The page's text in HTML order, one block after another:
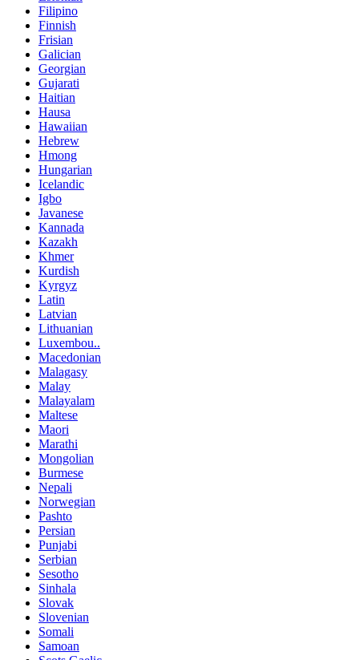
Filipino
Finnish
Frisian
Galician
Georgian
Gujarati
Haitian
Hausa
Hawaiian
Hebrew
Hmong
Hungarian
Icelandic
Igbo
Javanese
Kannada
Kazakh
Khmer
Kurdish
Kyrgyz
Latin
Latvian
Lithuanian
Luxembou..
Macedonian
Malagasy
Malay
Malayalam
Maltese
Maori
Marathi
Mongolian
Burmese
Nepali
Norwegian
Pashto
Persian
Punjabi
Serbian
Sesotho
Sinhala
Slovak
Slovenian
Somali
Samoan